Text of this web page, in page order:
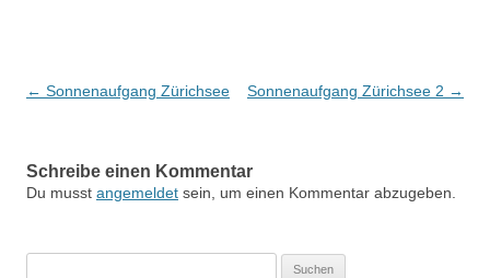
Beitragsnavigation
← Sonnenaufgang Zürichsee Sonnenaufgang Zürichsee 2 →
Schreibe einen Kommentar
Du musst angemeldet sein, um einen Kommentar abzugeben.